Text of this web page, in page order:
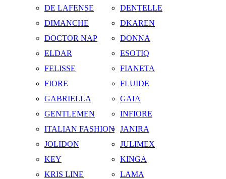
DE LAFENSE
DENTELLE
DIMANCHE
DKAREN
DOCTOR NAP
DONNA
ELDAR
ESOTIQ
FELISSE
FIANETA
FIORE
FLUIDE
GABRIELLA
GAIA
GENTLEMEN
INFIORE
ITALIAN FASHION
JANIRA
JOLIDON
JULIMEX
KEY
KINGA
KRIS LINE
LAMA